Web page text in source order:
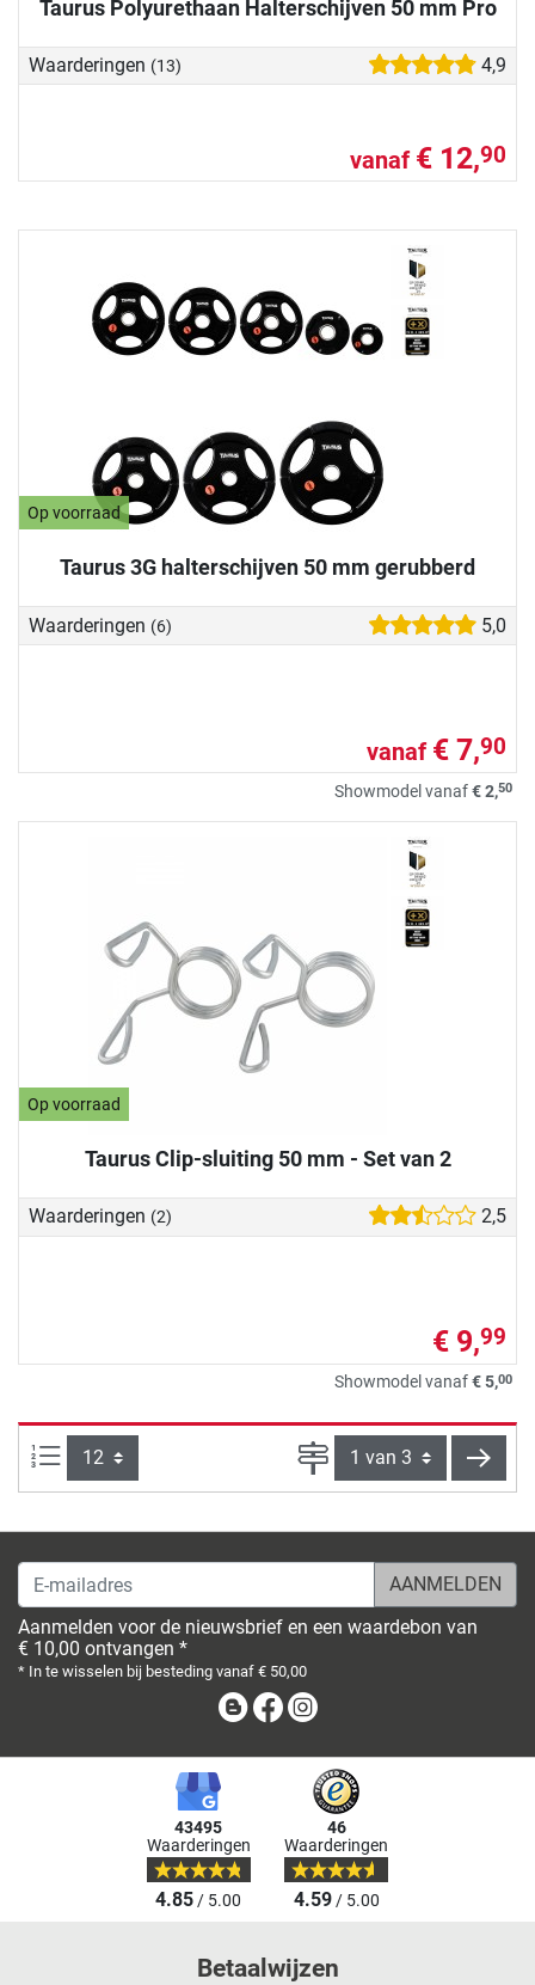
Taurus Polyurethaan Halterschijven 50 mm Pro
Waarderingen (13) 4,9
vanaf € 12,90
Op voorraad
Taurus 3G halterschijven 50 mm gerubberd
Waarderingen (6) 5,0
vanaf € 7,90
Showmodel vanaf€ 2,50
Op voorraad
Taurus Clip-sluiting 50 mm - Set van 2
Waarderingen (2) 2,5
€ 9,99
Showmodel vanaf€ 5,00
Artikelen per pagina: Pagina
E-mailadres
Aanmelden voor de nieuwsbrief en een waardebon van
€ 10,00 ontvangen *
* In te wisselen bij besteding vanaf € 50,00
BlogFacebook
43495
Waarderingen
4.85/ 5.00
46
Waarderingen
4.59/ 5.00
Betaalwijzen